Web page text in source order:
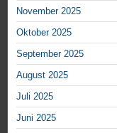
November 2025
Oktober 2025
September 2025
August 2025
Juli 2025
Juni 2025